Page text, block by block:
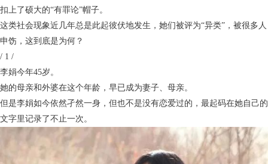
扣上了硕大的“有罪论”帽子。
这类社会现象近几年总是此起彼伏地发生，她们被评为“异类”，被很多人
申饬，这到底是为何？
/ 1 /
李娟今年45岁。
她的母亲和外婆在这个年龄，早已成为妻子、母亲。
但是李娟如今依然孑然一身，但也不是没有恋爱过的，最起码在她自己的
文字里记录了不止一次。